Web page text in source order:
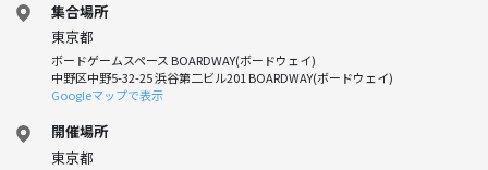
集合場所
東京都
ボードゲームスペース BOARDWAY(ボードウェイ)
中野区中野5-32-25 浜谷第二ビル201 BOARDWAY(ボードウェイ)
Googleマップで表示
開催場所
東京都